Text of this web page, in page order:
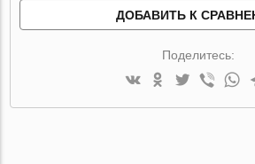
ДОБАВИТЬ К
Поделитесь: